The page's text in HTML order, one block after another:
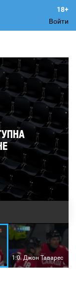
Войти
1:0. Джон Таварес